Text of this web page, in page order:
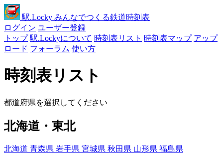
駅.Locky みんなでつくる鉄道時刻表
ログイン ユーザー登録
トップ 駅.Lockyについて 時刻表リスト 時刻表マップ アップ
ロード フォーラム 使い方
時刻表リスト
都道府県を選択してください
北海道・東北
北海道 青森県 岩手県 宮城県 秋田県 山形県 福島県